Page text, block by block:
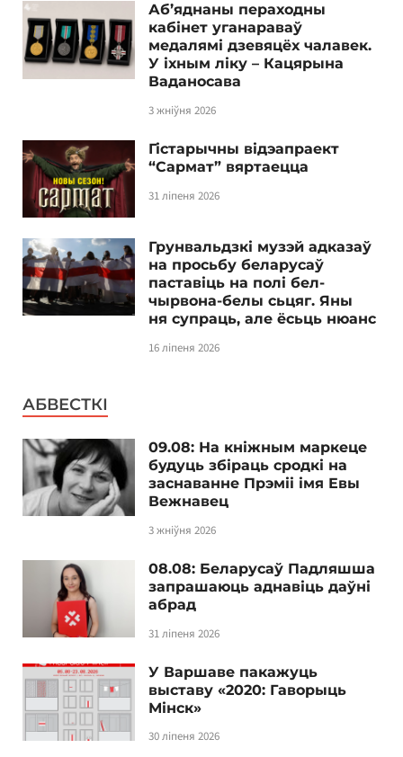
Аб’яднаны пераходны
кабінет уганараваў
медалямі дзевяцёх чалавек.
У іхным ліку – Кацярына
Ваданосава
3 жніўня 2026
Гістарычны відэапраект
“Сармат” вяртаецца
31 ліпеня 2026
Грунвальдзкі музэй адказаў
на просьбу беларусаў
паставіць на полі бел-
чырвона-белы сьцяг. Яны
ня супраць, але ёсьць нюанс
16 ліпеня 2026
АБВЕСТКІ
09.08: На кніжным маркеце
будуць збіраць сродкі на
заснаванне Прэміі імя Евы
Вежнавец
3 жніўня 2026
08.08: Беларусаў Падляшша
запрашаюць аднавіць даўні
абрад
31 ліпеня 2026
У Варшаве пакажуць
выставу «2020: Гаворыць
Мінск»
30 ліпеня 2026